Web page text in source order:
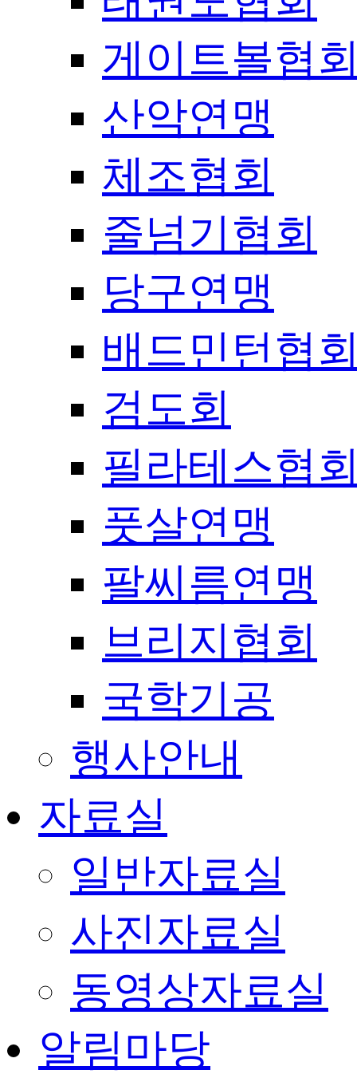
게이트볼협
산악연맹
체조협회
줄넘기협회
당구연맹
배드민턴협
검도회
필라테스협
풋살연맹
팔씨름연맹
브리지협회
국학기공
행사안내
자료실
일반자료실
사진자료실
동영상자료실
알림마당